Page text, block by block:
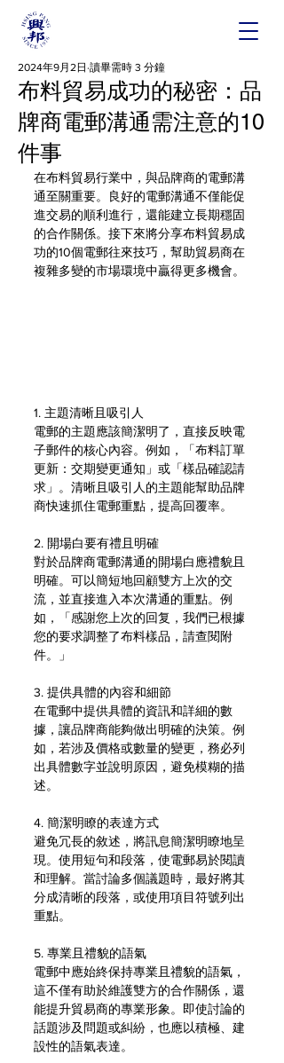
布料貿易成功的秘密：品
牌商電郵溝通需注意的10
件事
2024年9月2日 讀畢需時 3 分鐘
在布料貿易行業中，與品牌商的電郵溝
通至關重要。良好的電郵溝通不僅能促
進交易的順利進行，還能建立長期穩固
的合作關係。接下來將分享布料貿易成
功的10個電郵往來技巧，幫助貿易商在
複雜多變的市場環境中贏得更多機會。
1. 主題清晰且吸引人
電郵的主題應該簡潔明了，直接反映電
子郵件的核心內容。例如，「布料訂單
更新：交期變更通知」或「樣品確認請
求」。清晰且吸引人的主題能幫助品牌
商快速抓住電郵重點，提高回覆率。
2. 開場白要有禮且明確
對於品牌商電郵溝通的開場白應禮貌且
明確。可以簡短地回顧雙方上次的交
流，並直接進入本次溝通的重點。例
如，「感謝您上次的回复，我們已根據
您的要求調整了布料樣品，請查閱附
件。」
3. 提供具體的內容和細節
在電郵中提供具體的資訊和詳細的數
據，讓品牌商能夠做出明確的決策。例
如，若涉及價格或數量的變更，務必列
出具體數字並說明原因，避免模糊的描
述。
4. 簡潔明瞭的表達方式
避免冗長的敘述，將訊息簡潔明瞭地呈
現。使用短句和段落，使電郵易於閱讀
和理解。當討論多個議題時，最好將其
分成清晰的段落，或使用項目符號列出
重點。
5. 專業且禮貌的語氣
電郵中應始終保持專業且禮貌的語氣，
這不僅有助於維護雙方的合作關係，還
能提升貿易商的專業形象。即使討論的
話題涉及問題或糾紛，也應以積極、建
設性的語氣表達。